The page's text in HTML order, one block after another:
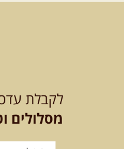
למגוון רכבי שטח
בחרנו לילה מיוחד לטיול מיוחד!
השמיים יהיו נקיים, הכוכבים ...
לקבלת
מסלולים